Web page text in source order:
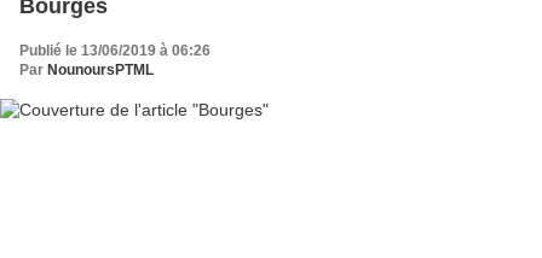
Bourges
Publié le 13/06/2019 à 06:26
Par NounoursPTML